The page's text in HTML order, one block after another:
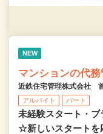
NEW
マンションの代
近鉄住宅管理株式会社
アルバイト パート
未経験スタート・
☆新しいスタートを